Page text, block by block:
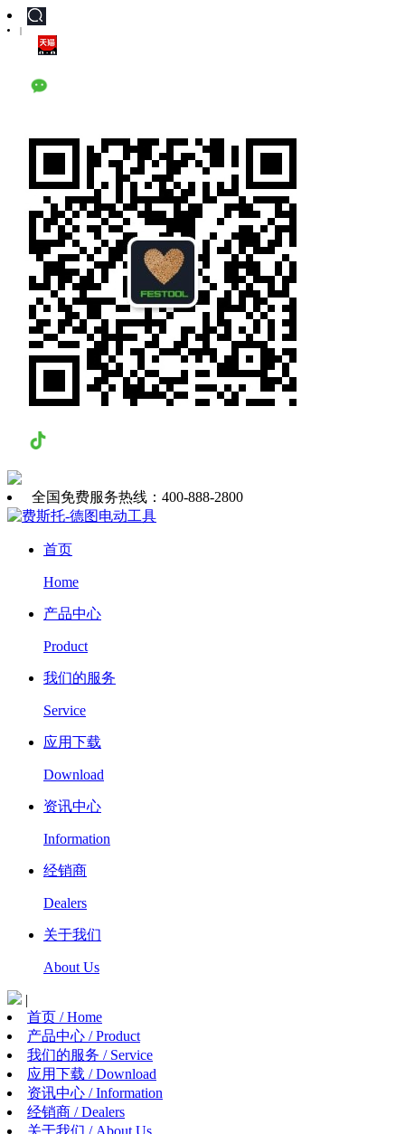
|
全国免费服务热线：400-888-2800
首页
Home
产品中心
Product
我们的服务
Service
应用下载
Download
资讯中心
Information
经销商
Dealers
关于我们
About Us
|
首页 / Home
产品中心 / Product
我们的服务 / Service
应用下载 / Download
资讯中心 / Information
经销商 / Dealers